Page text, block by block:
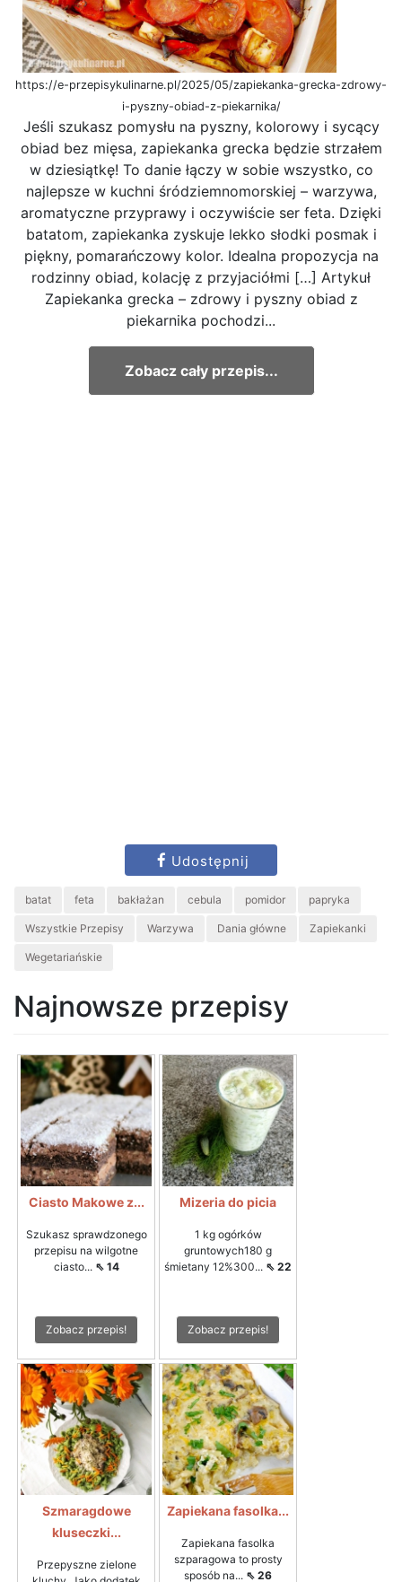
https://e-przepisykulinarne.pl/2025/05/zapiekanka-grecka-zdrowy-
i-pyszny-obiad-z-piekarnika/
Jeśli szukasz pomysłu na pyszny, kolorowy i sycący
obiad bez mięsa, zapiekanka grecka będzie strzałem
w dziesiątkę! To danie łączy w sobie wszystko, co
najlepsze w kuchni śródziemnomorskiej – warzywa,
aromatyczne przyprawy i oczywiście ser feta. Dzięki
batatom, zapiekanka zyskuje lekko słodki posmak i
piękny, pomarańczowy kolor. Idealna propozycja na
rodzinny obiad, kolację z przyjaciółmi […] Artykuł
Zapiekanka grecka – zdrowy i pyszny obiad z
piekarnika pochodzi...
Zobacz cały przepis...
Udostępnij
batat feta bakłażan cebula pomidor papryka
Wszystkie Przepisy Warzywa Dania główne Zapiekanki
Wegetariańskie
Najnowsze przepisy
Ciasto Makowe z...
Szukasz sprawdzonego
przepisu na wilgotne
ciasto... ⇖ 14
Zobacz przepis!
Mizeria do picia
1 kg ogórków
gruntowych180 g
śmietany 12%300... ⇖ 22
Zobacz przepis!
Szmaragdowe
kluseczki...
Przepyszne zielone
Zapiekana fasolka...
Zapiekana fasolka
szparagowa to prosty
sposób na... ⇖ 26